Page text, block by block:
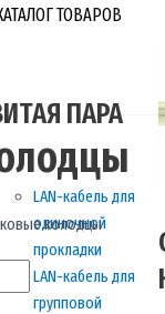
ТОВАРОВ
ПАРА
LAN-кабель для
одиночной
прокладки
LAN-кабель для
групповой
колодцы